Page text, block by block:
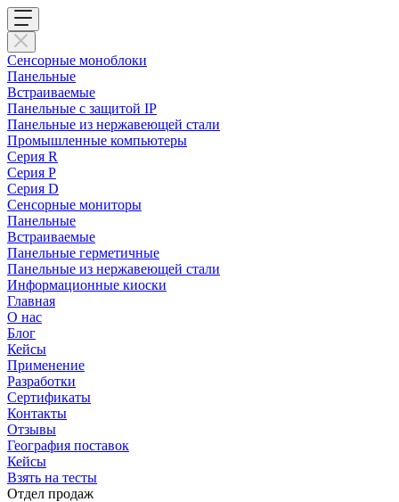
Сенсорные моноблоки
Панельные
Встраиваемые
Панельные с защитой IP
Панельные из нержавеющей стали
Промышленные компьютеры
Cерия R
Серия P
Серия D
Сенсорные мониторы
Панельные
Встраиваемые
Панельные герметичные
Панельные из нержавеющей стали
Информационные киоски
Главная
О нас
Блог
Кейсы
Применение
Разработки
Сертификаты
Контакты
Отзывы
География поставок
Кейсы
Взять на тесты
Отдел продаж